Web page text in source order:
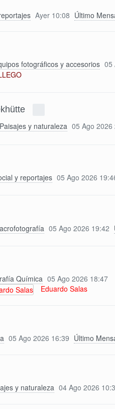
Ayer 10:08 Último
fotográficos y accesorios 05
Paisajes y naturaleza 05 Ago 2026
y reportajes 05 Ago 2026
05 Ago 2026 19:42
Química 05 Ago 2026 18:47
Eduardo Salas
05 Ago 2026 16:39 Último
y naturaleza 04 Ago 2026